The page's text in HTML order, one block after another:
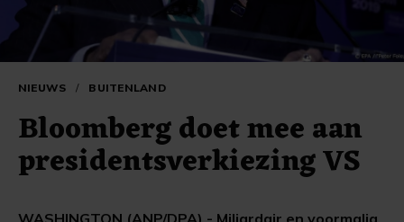
NIEUWS / BUITENLAND
Bloomberg doet mee aan
presidentsverkiezing VS
WASHINGTON (ANP/DPA) - Miljardair en voormalig